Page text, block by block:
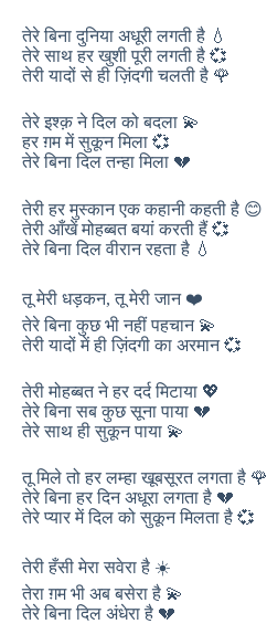
तेरे बिना दुनिया अधूरी लगती है 💧
तेरे साथ हर खुशी पूरी लगती है 💞
तेरी यादों से ही ज़िंदगी चलती है 🌹
तेरे इश्क़ ने दिल को बदला 💫
हर ग़म में सुकून मिला 💞
तेरे बिना दिल तन्हा मिला 💔
तेरी हर मुस्कान एक कहानी कहती है 😊
तेरी आँखें मोहब्बत बयां करती हैं 💞
तेरे बिना दिल वीरान रहता है 💧
तू मेरी धड़कन, तू मेरी जान ❤️
तेरे बिना कुछ भी नहीं पहचान 💫
तेरी यादों में ही ज़िंदगी का अरमान 💞
तेरी मोहब्बत ने हर दर्द मिटाया 💖
तेरे बिना सब कुछ सूना पाया 💔
तेरे साथ ही सुकून पाया 💫
तू मिले तो हर लम्हा खूबसूरत लगता है 🌹
तेरे बिना हर दिन अधूरा लगता है 💔
तेरे प्यार में दिल को सुकून मिलता है 💞
तेरी हँसी मेरा सवेरा है ☀️
तेरा ग़म भी अब बसेरा है 💫
तेरे बिना दिल अंधेरा है 💔